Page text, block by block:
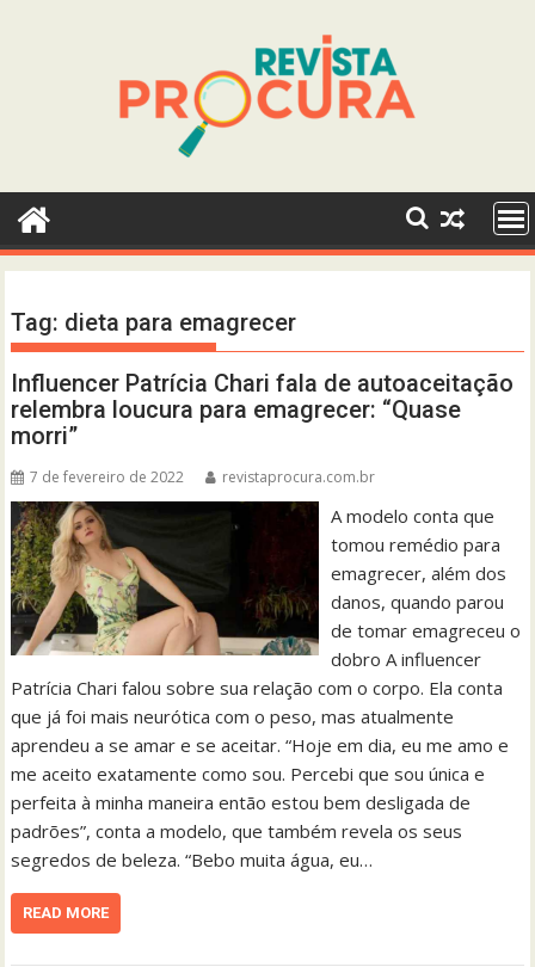
Tag: dieta para emagrecer
Influencer Patrícia Chari fala de autoaceitação
relembra loucura para emagrecer: “Quase
morri”
7 de fevereiro de 2022 revistaprocura.com.br
A modelo conta que
tomou remédio para
emagrecer, além dos
danos, quando parou
de tomar emagreceu o
dobro A influencer
Patrícia Chari falou sobre sua relação com o corpo. Ela conta
que já foi mais neurótica com o peso, mas atualmente
aprendeu a se amar e se aceitar. “Hoje em dia, eu me amo e
me aceito exatamente como sou. Percebi que sou única e
perfeita à minha maneira então estou bem desligada de
padrões”, conta a modelo, que também revela os seus
segredos de beleza. “Bebo muita água, eu…
READ MORE